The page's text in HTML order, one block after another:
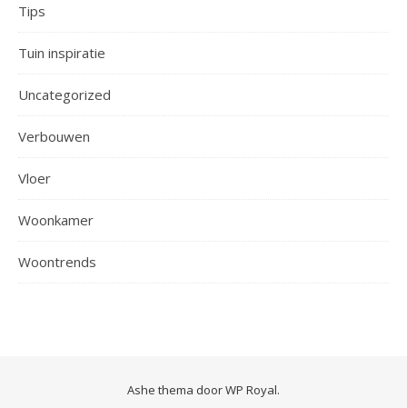
Tips
Tuin inspiratie
Uncategorized
Verbouwen
Vloer
Woonkamer
Woontrends
Ashe thema doorWP Royal.